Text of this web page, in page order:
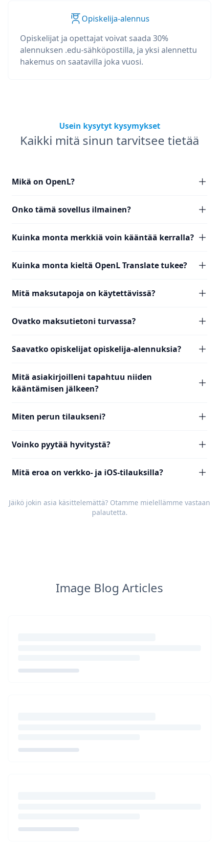
Opiskelija-alennus
Opiskelijat ja opettajat voivat saada 30%
alennuksen .edu-sähköpostilla, ja yksi alennettu
hakemus on saatavilla joka vuosi.
Usein kysytyt kysymykset
Kaikki mitä sinun tarvitsee tietää
Mikä on OpenL?
Onko tämä sovellus ilmainen?
Kuinka monta merkkiä voin kääntää kerralla?
Kuinka monta kieltä OpenL Translate tukee?
Mitä maksutapoja on käytettävissä?
Ovatko maksutietoni turvassa?
Saavatko opiskelijat opiskelija-alennuksia?
Mitä asiakirjoilleni tapahtuu niiden
kääntämisen jälkeen?
Miten perun tilaukseni?
Voinko pyytää hyvitystä?
Mitä eroa on verkko- ja iOS-tilauksilla?
Jäikö jokin asia käsittelemättä? Otamme mielellämme vastaan
palautetta.
Image Blog Articles